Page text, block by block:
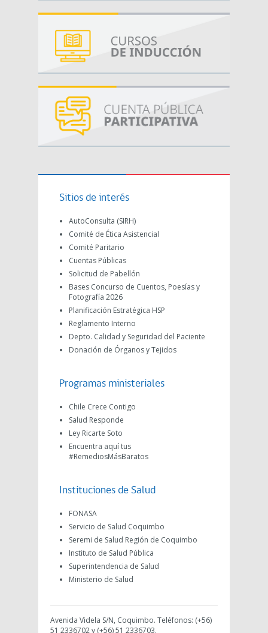
Sitios de interés
AutoConsulta (SIRH)
Comité de Ética Asistencial
Comité Paritario
Cuentas Públicas
Solicitud de Pabellón
Bases Concurso de Cuentos, Poesías y
Fotografía 2026
Planificación Estratégica HSP
Reglamento Interno
Depto. Calidad y Seguridad del Paciente
Donación de Órganos y Tejidos
Programas ministeriales
Chile Crece Contigo
Salud Responde
Ley Ricarte Soto
Encuentra aquí tus
#RemediosMásBaratos
Instituciones de Salud
FONASA
Servicio de Salud Coquimbo
Seremi de Salud Región de Coquimbo
Instituto de Salud Pública
Superintendencia de Salud
Ministerio de Salud
Avenida Videla S/N, Coquimbo. Teléfonos: (+56)
51 2336702 y (+56) 51 2336703.